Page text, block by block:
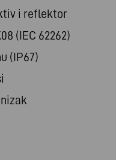
i reflektor
(IEC 62262)
(IP67)